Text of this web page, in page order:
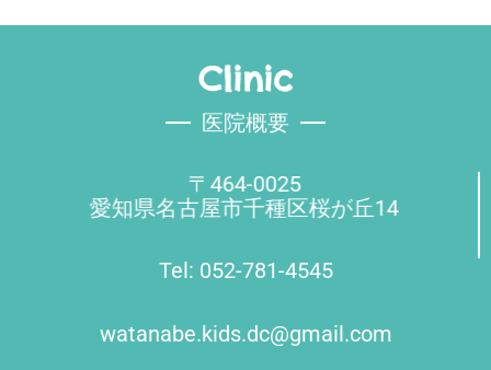
Clinic
医院概要
〒464-0025
愛知県名古屋市千種区桜が丘14
Tel: 052-781-4545
watanabe.kids.dc@gmail.com